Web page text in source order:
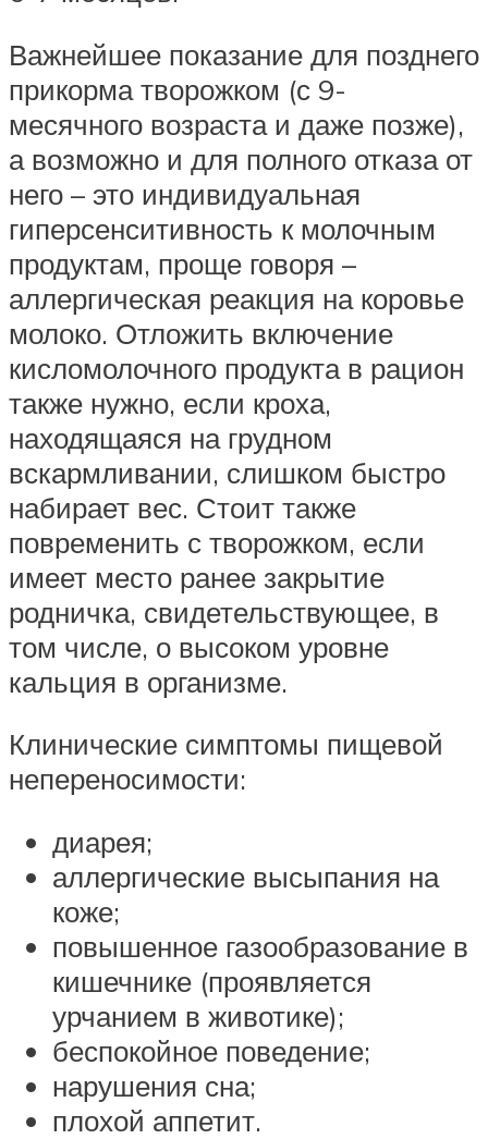
Важнейшее показание для позднего
прикорма творожком (с 9-
месячного возраста и даже позже),
а возможно и для полного отказа от
него – это индивидуальная
гиперсенситивность к молочным
продуктам, проще говоря –
аллергическая реакция на коровье
молоко. Отложить включение
кисломолочного продукта в рацион
также нужно, если кроха,
находящаяся на грудном
вскармливании, слишком быстро
набирает вес. Стоит также
повременить с творожком, если
имеет место ранее закрытие
родничка, свидетельствующее, в
том числе, о высоком уровне
кальция в организме.
Клинические симптомы пищевой
непереносимости:
диарея;
аллергические высыпания на
коже;
повышенное газообразование в
кишечнике (проявляется
урчанием в животике);
беспокойное поведение;
нарушения сна;
плохой аппетит.